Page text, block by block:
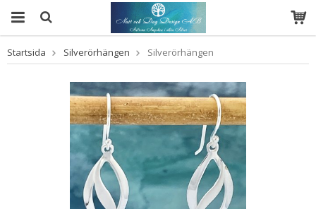
Startsida Silverörhängen Silverörhängen